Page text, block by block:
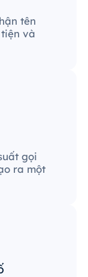
tên
và
gọi
ra một